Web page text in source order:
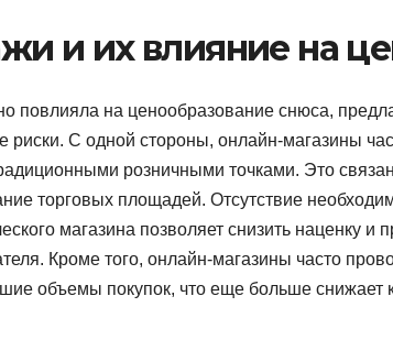
и их влияние на
повлияла на ценообразование снюса,
риски. С одной стороны, онлайн-магазины
розничными точками. Это
торговых площадей. Отсутствие
магазина позволяет снизить наценку и
Кроме того, онлайн-магазины часто
объемы покупок, что еще больше снижает